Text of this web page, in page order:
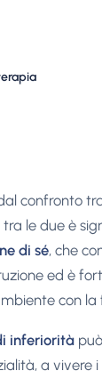
confronto
le due è
di sé, che
ed è
con la
inferiorità
a vivere